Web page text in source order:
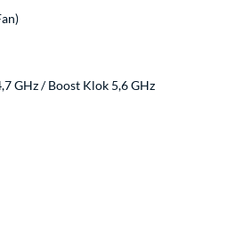
GHz / Boost Klok 5,6 GHz